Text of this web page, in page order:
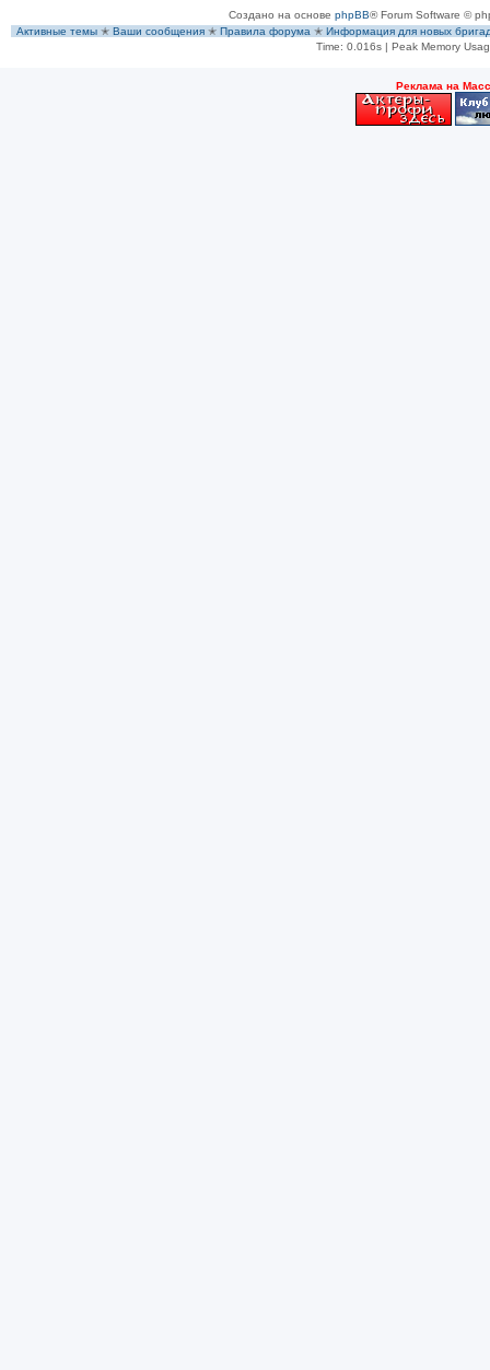
Создано на основе phpBB® Forum Software ©
Активные темы ✭ Ваши сообщения ✭ Правила форума ✭ Информация для новых
Time: 0.016s| Peak Memory
Рeклама на